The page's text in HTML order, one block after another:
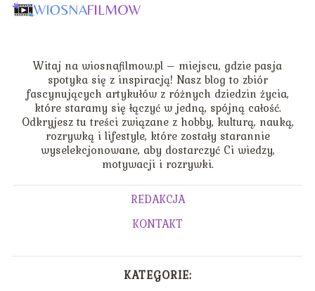
Witaj na wiosnafilmow.pl – miejscu, gdzie pasja
spotyka się z inspiracją! Nasz blog to zbiór
fascynujących artykułów z różnych dziedzin życia,
które staramy się łączyć w jedną, spójną całość.
Odkryjesz tu treści związane z hobby, kulturą, nauką,
rozrywką i lifestyle, które zostały starannie
wyselekcjonowane, aby dostarczyć Ci wiedzy,
motywacji i rozrywki.
REDAKCJA
KONTAKT
KATEGORIE: